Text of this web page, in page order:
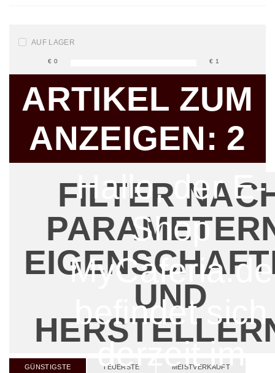
AUF LAGER
€0 € 1
ARTIKEL ZUM
ANZEIGEN: 2
FILTER
UND
GÜNSTIGSTE TEUERSTE MEISTVERKAUFT
Hallo, der E-
Shop
MyCaferia.de
befindet sich
derzeit im